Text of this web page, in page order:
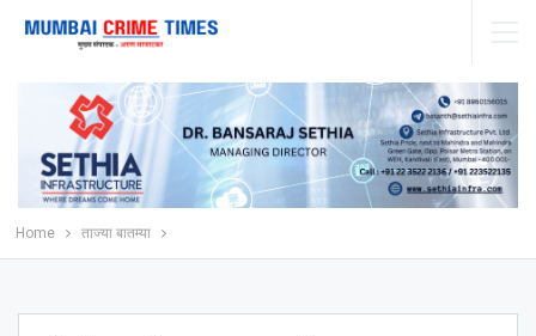
Home ताज्या बातम्या